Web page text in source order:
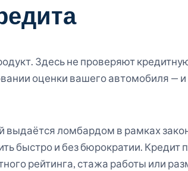
Здесь не проверяют
оценки вашего автомобиля —
выдаётся ломбардом в рамках
быстро и без бюрократии.
рейтинга, стажа работы или